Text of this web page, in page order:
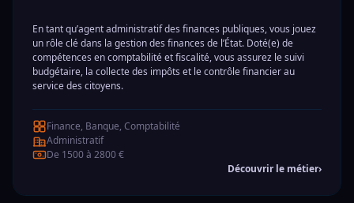
En tant qu’agent administratif des finances publiques, vous jouez
un rôle clé dans la gestion des finances de l’État. Doté(e) de
compétences en comptabilité et fiscalité, vous assurez le suivi
budgétaire, la collecte des impôts et le contrôle financier au
service des citoyens.
Finance, Banque, Comptabilité
Administratif
De 1500 à 2800 €
Découvrir le métier›